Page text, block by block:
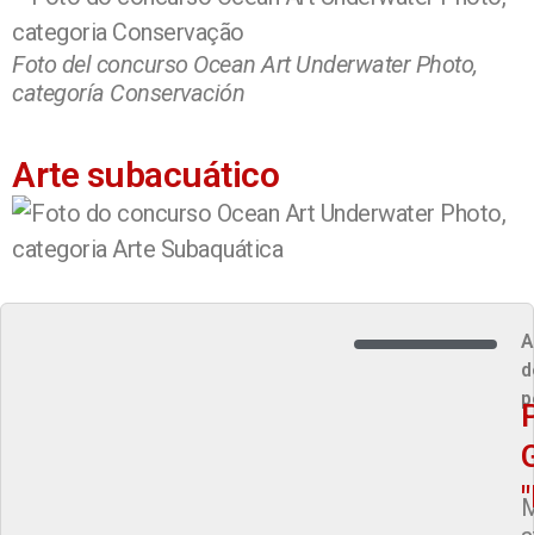
Foto del concurso Ocean Art Underwater Photo,
categoría Conservación
Arte subacuático